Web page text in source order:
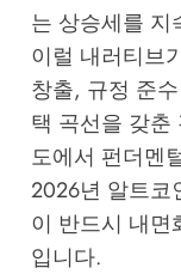
는 상승세를 지
이럴 내러티브
창출, 규정 준
택 곡선을 갖춘
도에서 펀더멘
2026년 알트코
이 반드시 내면
입니다.